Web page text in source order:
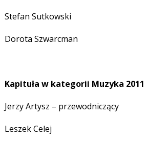
Stefan Sutkowski
Dorota Szwarcman
Kapituła w kategorii Muzyka 2011
Jerzy Artysz – przewodniczący
Leszek Celej